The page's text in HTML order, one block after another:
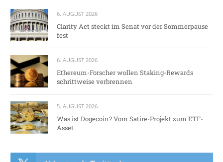
6. AUGUST 2026
Clarity Act steckt im Senat vor der Sommerpause
fest
6. AUGUST 2026
Ethereum-Forscher wollen Staking-Rewards
schrittweise verbrennen
5. AUGUST 2026
Was ist Dogecoin? Vom Satire-Projekt zum ETF-
Asset